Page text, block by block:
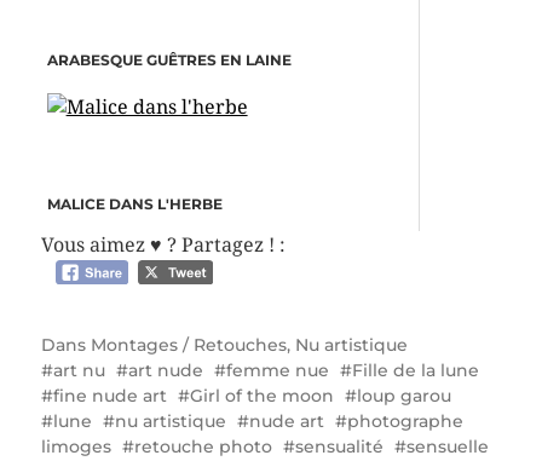
ARABESQUE GUÊTRES EN LAINE
MALICE DANS L'HERBE
Vous aimez ♥ ? Partagez ! :
Dans Montages / Retouches, Nu artistique
art nu
art nude femme nue
Fille de la lune
fine nude art
Girl of the moon
loup garou
lune
nu artistique nude art
photographe
limoges
retouche photo sensualité sensuelle